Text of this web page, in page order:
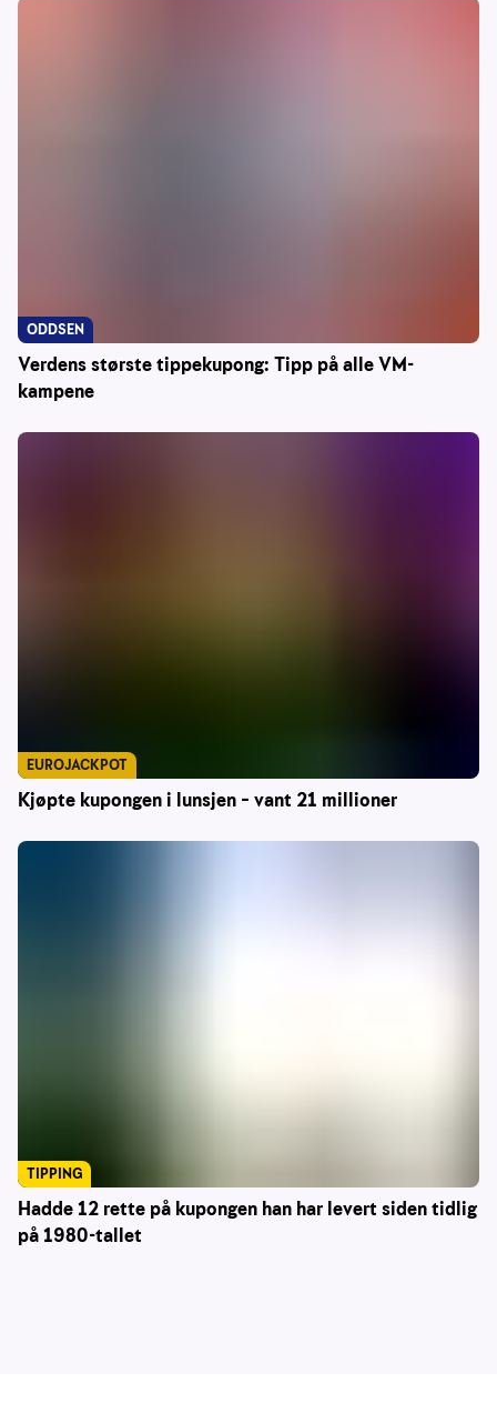
Verdens største tippekupong: Tipp på alle VM-
kampene
ODDSEN
Kjøpte kupongen i lunsjen – vant 21 millioner
EUROJACKPOT
Hadde 12 rette på kupongen han har levert siden tidlig
på 1980-tallet
TIPPING